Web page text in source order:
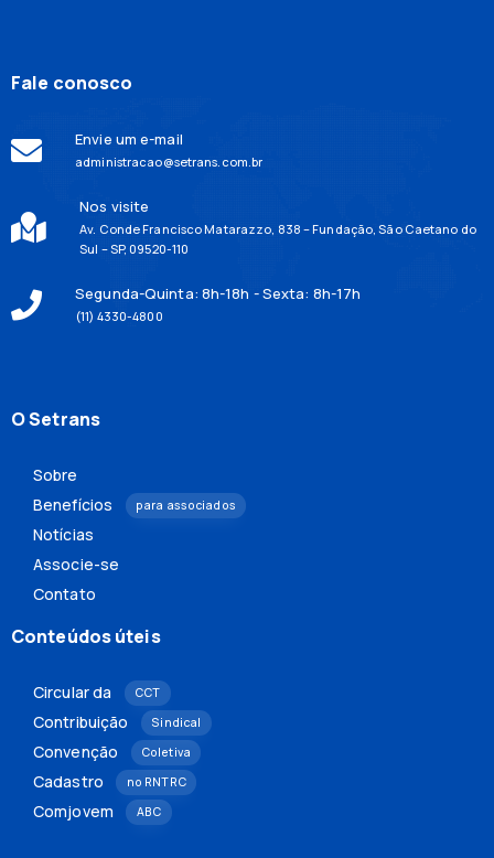
Fale conosco
Envie um e-mail
administracao@setrans.com.br
Nos visite
Av. Conde Francisco Matarazzo, 838 – Fundação, São Caetano do
Sul – SP, 09520-110
Segunda-Quinta: 8h-18h - Sexta: 8h-17h
(11) 4330-4800
O Setrans
Sobre
Benefícios
para associados
Notícias
Associe-se
Contato
Conteúdos úteis
Circular da CCT
Contribuição Sindical
Convenção Coletiva
Cadastro no RNTRC
Comjovem ABC